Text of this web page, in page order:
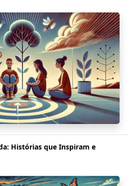
Histórias que Inspiram e